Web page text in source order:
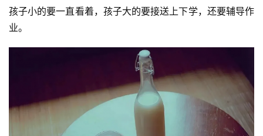
孩子小的要一直看着，孩子大的要接送上下学，还要辅导作
业。